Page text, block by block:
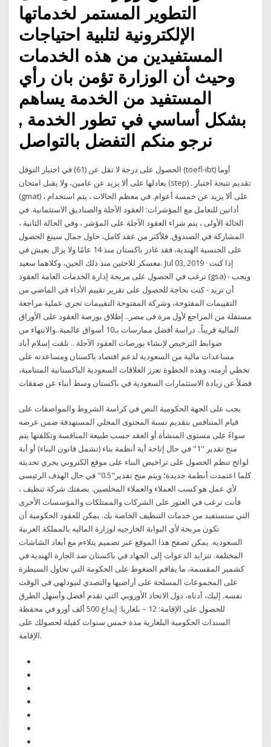
التطوير المستمر لخدماتها
الإلكترونية لتلبية احتياجات
المستفيدين من هذه الخدمات
وحيث أن الوزارة تؤمن بان رأي
المستفيد من الخدمة يساهم
بشكل أساسي في تطور الخدمة ,
نرجو منكم التفضل بالتواصل
الحصول على درجة لا تقل عن (61) في اختبار التوفل (toefl-ibt) أوما
يعادلها على ألا يزيد عن عامين، ولا يقبل امتحان (step) . تقديم نتيجة اختبار
(gmat) ، على ألا يزيد عن خمسة أعوام. في معظم الحالات ، يتم استخدام
أداتين للتعامل مع المؤشرات: العقود الآجلة والصناديق الاستئمانية. في
الحالة الأولى ، يتم شراء العقود الآجلة على المؤشر ، وفي الحالة الثانية ،
المشاركة في الصندوق. فلأكثر من عقد كامل، حاول جمال سينغ الحصول
على الجنسية الهندية، فقد غادر باكستان منذ 14 عامًا ولا يزال يعيش في
معسكر للاجئين منذ ذلك الحين، وكلاهما سعيد. Jul 03, 2019 · إذا كنت
ترغب في الحصول على مربحة إدارة الخدمات العامة العقود (gsa) - ويجب
أن تريد - كنت بحاجة للحصول على تقرير تقييم الأداء في الماضي من
التقييمات المفتوحة، وشركة المفتوحة التقييمات تجري عملية مراجعة
مستقلة من المراجع لأول مرة فى مصر.. إطلاق بورصة العقود على الأوراق
المالية قريباً.. دراسة أفضل ممارسات بـ10 أسواق عالمية..والانتهاء من
ضوابط الترخيص لإنشاء بورصات العقود الآجلة .. تلقت إسلام أباد
مساعدات مالية من السعودية لدعم اقتصاد باكستان ومساعدته على
تخطي أزمته، وهذه الخطوة تعزز العلاقات السعودية الباكستانية المتنامية،
فضلاً عن زيادة الاستثمارات السعودية في باكستان وسط أنباء عن صفقات
يجب على الجهة الحكومية النص في كراسة الشروط والمواصفات على
قيام المتنافس بتقديم نسبة المحتوى المحلي المستهدفة ضمن عرضه
سواءً على مستوى المنشأة أو العقد حسب طبيعة المنافسة وتكلفتها يتم
منح تقدير "1" في حال إتاحة أية أنظمة بناء (تشمل قانون البناء) أو أية
لوائح تنظم الحصول على تراخيص البناء على موقع الكتروني يجري تحديثه
كلما اعتمدت أنظمة جديدة؛ ويتم منح تقدير"0.5" في حال الهدف الرئيسي
لأي عمل هو كسب العملاء والعملاء المخلصين. بصفتك شركة تنظيف ،
فأنت ترغب في العثور على الشركات والممتلكات والمؤسسات الأخرى
التي ستستفيد من خدمات التنظيف الخاصة بك. يمكن للعقود الحكومية أن
تكون مربحة لأي البوابة الخارجيه لوزارة الماليه بالمملكة العربية
السعوديه. يمكن تصفح هذا الموقع عبر تصميم يتلاءم مع أبعاد الشاشات
المختلفة. تتزايد الدعوات إلى الجهاد في باكستان ضد الجارة الهندية في
كشمير المقسمة، ما يفاقم الضغوط على الحكومة التي تحاول السيطرة
على المجموعات المسلحة على أراضيها والتصدي لنيودلهي في الوقت
نفسه. إليك، أدناه، دول الاتحاد الأوروبي التي تقدم أفضل وأسهل الطرق
للحصول على الإقامة: 12 – بلغاريا: إيداع 500 ألف أورو في محفظة
السندات الحكومية البلغارية مدة خمس سنوات كفيلة لحصولك على
الإقامة.